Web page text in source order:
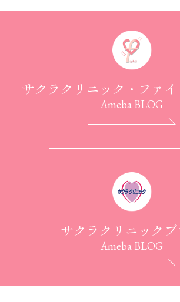
サクラクリニック・ファ
Ameba BLOG
サクラクリニック
Ameba BLOG